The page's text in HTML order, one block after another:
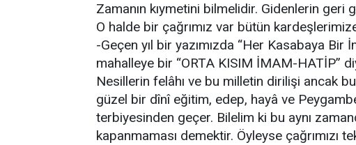
Zamanın kıymetini bilmelidir. Gidenlerin geri
O halde bir çağrımız var bütün
-Geçen yıl bir yazımızda “Her Kasabaya
mahalleye bir “ORTA KISIM İMAM-HATİP”
Nesillerin felâhı ve bu milletin dirilişi ancak
güzel bir dînî eğitim, edep, hayâ ve
terbiyesinden geçer. Bilelim ki bu aynı
kapanmaması demektir. Öyleyse çağrımızı